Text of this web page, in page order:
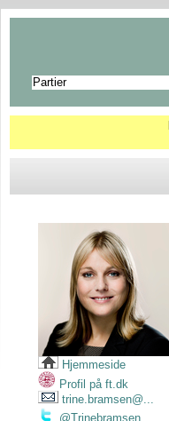
Partier
Hjemmeside
Profil på ft.dk
trine.bramsen@...
@Trinebramsen